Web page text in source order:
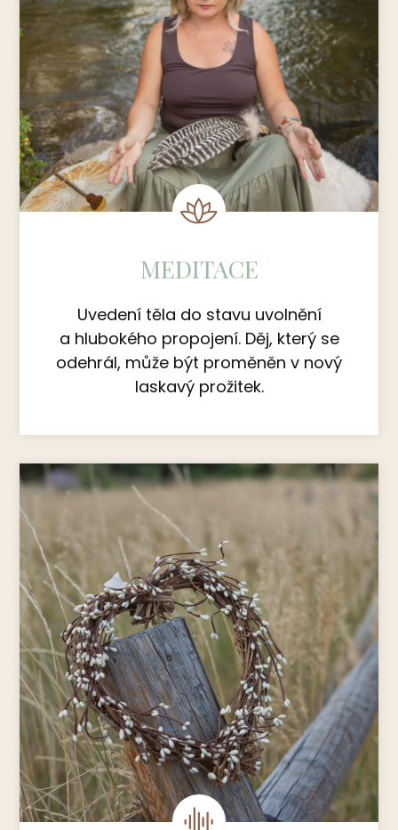
MEDITACE
Uvedení těla do stavu uvolnění
a hlubokého propojení. Děj, který se
odehrál, může být proměněn v nový
laskavý prožitek.